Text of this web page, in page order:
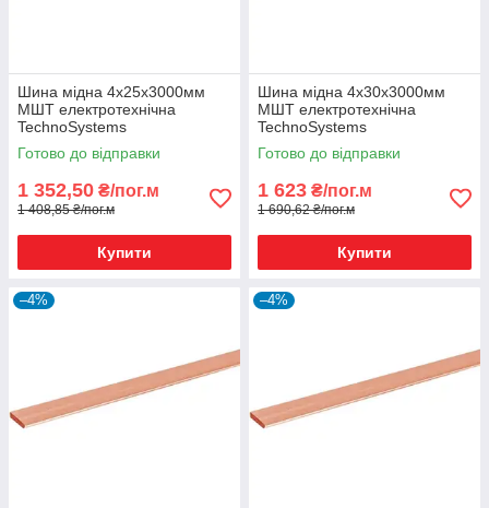
Шина мідна 4х25х3000мм
МШТ електротехнічна
TechnoSystems
Готово до відправки
1 352,50 ₴/пог.м
1 408,85 ₴/пог.м
Купити
Шина мідна 4х30х3000мм
МШТ електротехнічна
TechnoSystems
Готово до відправки
1 623 ₴/пог.м
1 690,62 ₴/пог.м
Купити
–4% –4%